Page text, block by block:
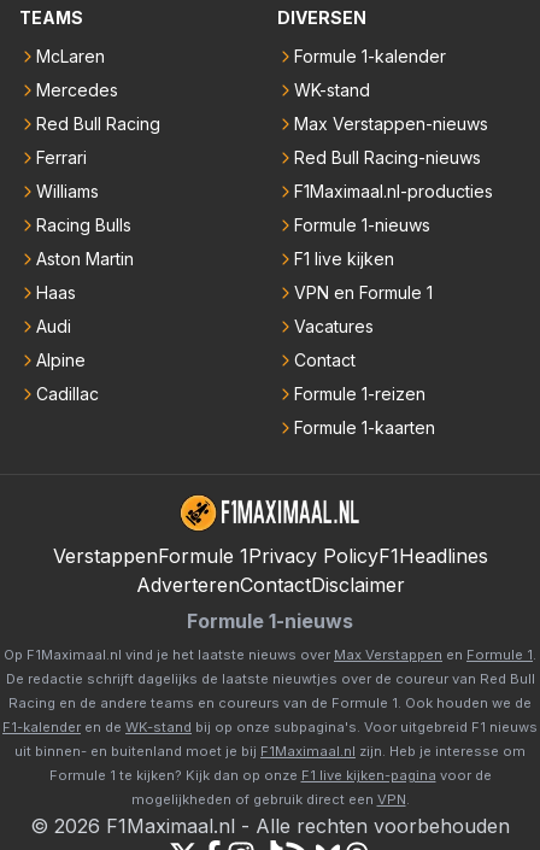
TEAMS
McLaren
Mercedes
Red Bull Racing
Ferrari
Williams
Racing Bulls
Aston Martin
Haas
Audi
Alpine
Cadillac
DIVERSEN
Formule 1-kalender
WK-stand
Max Verstappen-nieuws
Red Bull Racing-nieuws
F1Maximaal.nl-producties
Formule 1-nieuws
F1 live kijken
VPN en Formule 1
Vacatures
Contact
Formule 1-reizen
Formule 1-kaarten
VerstappenFormule 1Privacy PolicyF1Headlines
AdverterenContactDisclaimer
Formule 1-nieuws
Op F1Maximaal.nl vind je het laatste nieuws over Max Verstappen en Formule 1
De redactie schrijft dagelijks de laatste nieuwtjes over de coureur van Red Bull
Racing en de andere teams en coureurs van de Formule 1. Ook houden we de
F1-kalender en de WK-stand bij op onze subpagina's. Voor uitgebreid F1 nieuws
uit binnen- en buitenland moet je bij F1Maximaal.nl zijn. Heb je interesse om
Formule 1 te kijken? Kijk dan op onze F1 live kijken-pagina voor de
mogelijkheden of gebruik direct een VPN
© 2026 F1Maximaal.nl - Alle rechten voorbehouden